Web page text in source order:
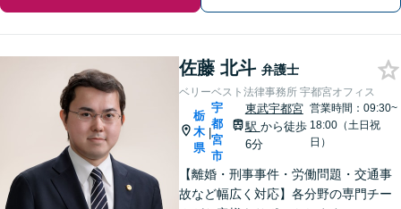
佐藤 北斗 弁護士
ベリーベスト法律事務所 宇都宮オフィス
栃
木
県
|
宇
都
宮
市
東武宇都宮
駅 から徒歩
6分
営業時間：09:30~
18:00（土日祝
日）
【離婚・刑事事件・労働問題・交通事
故など幅広く対応】各分野の専門チー